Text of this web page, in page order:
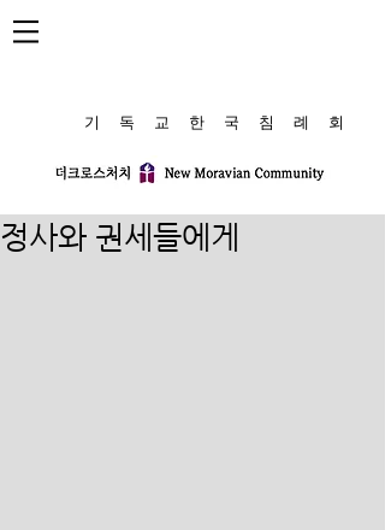
​기 독 교 한 국 침 례 회
정사와 권세들에게